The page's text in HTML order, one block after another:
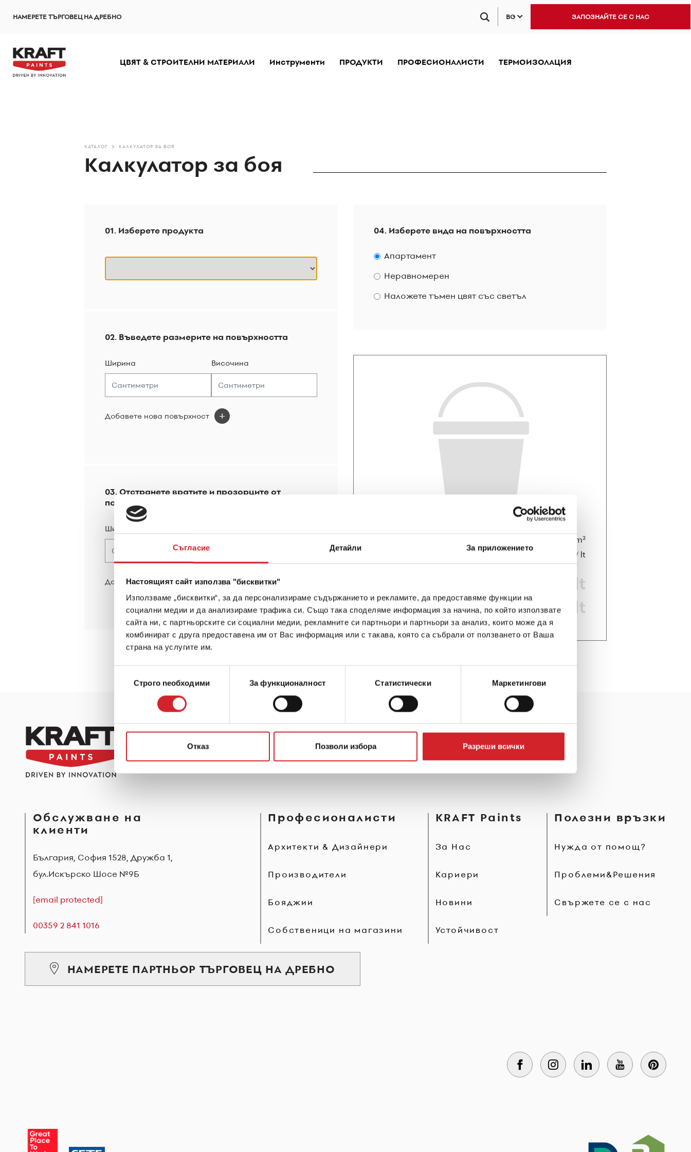
Съгласие Детайли За приложението
Настоящият сайт използва "бисквитки"
Използваме „бисквитки“, за да персонализираме съдържанието и рекламите, да предоставяме функции на
социални медии и да анализираме трафика си. Също така споделяме информация за начина, по който използвате
сайта ни, с партньорските си социални медии, рекламните си партньори и партньори за анализ, които може да я
комбинират с друга предоставена им от Вас информация или с такава, която са събрали от ползването от Ваша
страна на услугите им.
Строго nеобходими За функционалност Статистически Маркетингови
Отказ Позволи избора Разреши всички
къмНАМЕРЕТЕ ТЪРГОВЕЦ НА ДРЕБНО BG ЗАПОЗНАЙТЕ СЕ С НАС
ЦВЯТ & СТРОИТЕЛНИ МАТЕРИАЛИ Инструменти ПРОДУКТИ ПРОФЕСИОНАЛИСТИ ТЕРМОИЗОЛАЦИЯ
КАТАЛОГ КАЛКУЛАТОР ЗА БОЯ
Калкулатор за боя
01. Изберете продукта
02. Въведете размерите на повърхността
Ширина Височина
Добавете нова повърхност
03. Отстранете вратите и прозорците от
повърхността
Ширина
Добавете нова повърхност
04. Изберете вида на повърхността
Апартамент
Неравномерен
Наложете тъмен цвят със светъл
За 2 слоя: 0,00
Обслужване на
клиенти
България, София 1528, Дружба 1,
бул.Искърско Шосе №9Б
[email protected]
00359 2 841 1016
НАМЕРЕТЕ ПАРТНЬОР ТЪРГОВЕЦ НА ДРЕБНО
Професионалисти
Архитекти & Дизайнери
Производители
Бояджии
Собственици на магазини
KRAFT Paints
За Нас
Кариери
Новини
Устойчивост
Полезни връзки
Нужда от помощ?
Проблеми&Решения
Свържете се с нас